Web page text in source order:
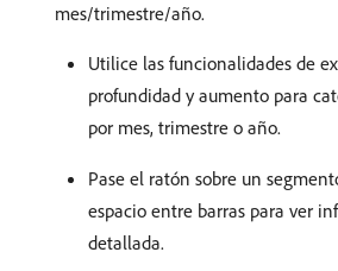
mes/trimestre/año.
Utilice las funcionalidades de
profundidad y aumento para
por mes, trimestre o año.
Pase el ratón sobre un
espacio entre barras para ver
detallada.